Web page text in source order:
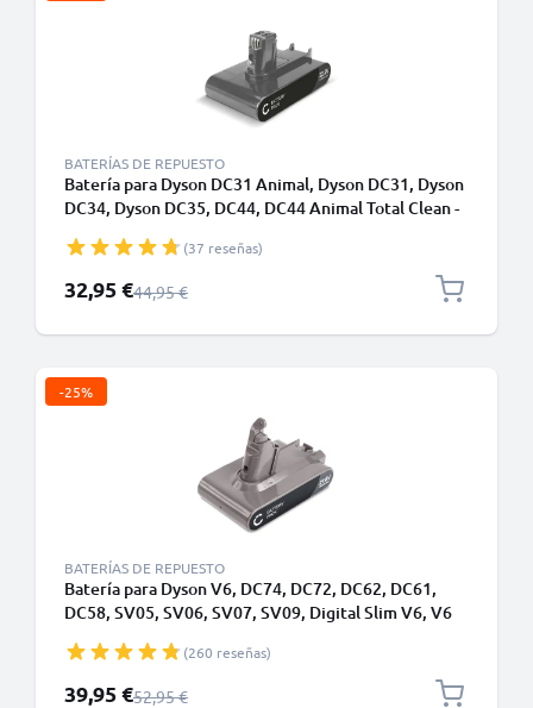
BATERÍAS DE REPUESTO
Batería para Dyson DC31 Animal, Dyson DC31, Dyson
DC34, Dyson DC35, DC44, DC44 Animal Total Clean -
1500mAh) - Sólo apto para el tipo A- de CELLONIC -
Batería de encaje a presión
(37 reseñas)
Precio especial
32,95 €Precio normal
44,95 €
-25%
BATERÍAS DE REPUESTO
Batería para Dyson V6, DC74, DC72, DC62, DC61,
DC58, SV05, SV06, SV07, SV09, Digital Slim V6, V6
Dyson 967810-21 21.6V, Type B - Batería con tornillos
- 2000mAh de CELLONIC
(260 reseñas)
Precio especial
39,95 €Precio normal
52,95 €